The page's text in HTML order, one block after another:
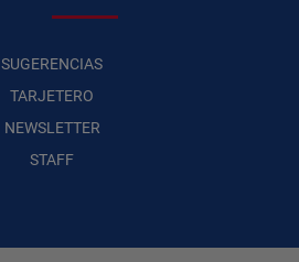
SUGERENCIAS
TARJETERO
NEWSLETTER
STAFF